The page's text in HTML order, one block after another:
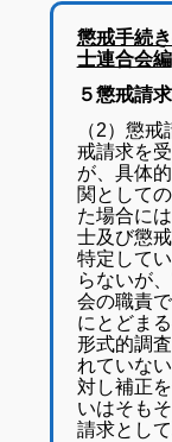
懲戒手続
士連合会編
５懲戒請
（2）懲
戒請求を
が、具体
関として
た場合に
士及び懲
特定して
らないが
会の職責
にとどま
形式的調
れていな
対し補正
いはそも
請求とし